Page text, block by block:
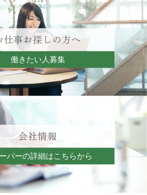
仕事お探しの方へ
働きたい人募集
会社情報
バーの詳細はこちらから